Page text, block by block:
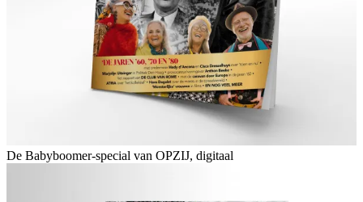
De Babyboomer-special van OPZIJ, digitaal